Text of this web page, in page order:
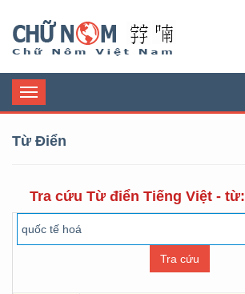
Toggle
navigation
Từ Điển
Tra cứu Từ điển Tiếng Việt - từ: